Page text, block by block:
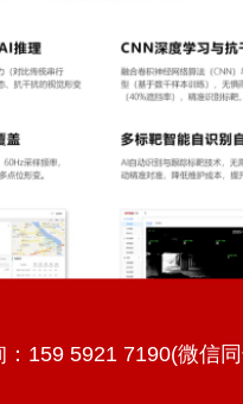
159 5921 7190(微信